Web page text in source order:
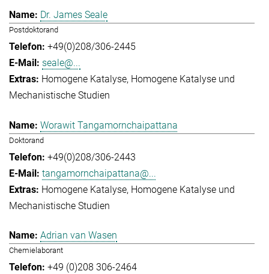
Dr. James Seale
Postdoktorand
+49(0)208/306-2445
seale@...
Homogene Katalyse Homogene Katalyse und
Mechanistische Studien
Worawit Tangamornchaipattana
Doktorand
+49(0)208/306-2443
tangamornchaipattana@...
Homogene Katalyse Homogene Katalyse und
Mechanistische Studien
Adrian van Wasen
Chemielaborant
+49 (0)208 306-2464